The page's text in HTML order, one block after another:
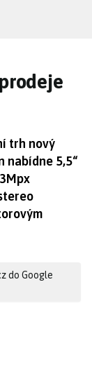
trh nový
nabídne 5,5“
do Google